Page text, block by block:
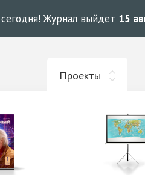
Журнал выйдет 15
Проекты